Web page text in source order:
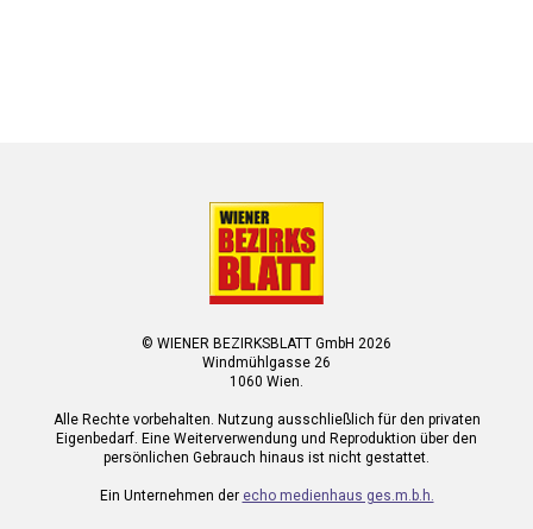
© WIENER BEZIRKSBLATT GmbH 2026
Windmühlgasse 26
1060 Wien.
Alle Rechte vorbehalten. Nutzung ausschließlich für den privaten
Eigenbedarf. Eine Weiterverwendung und Reproduktion über den
persönlichen Gebrauch hinaus ist nicht gestattet.
Ein Unternehmen der echo medienhaus ges.m.b.h.